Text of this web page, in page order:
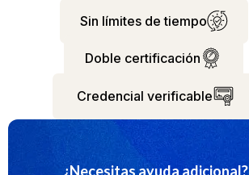
Sin límites de tiempo
Doble certificación
Credencial verificable
¿Necesitas ayuda adicional?